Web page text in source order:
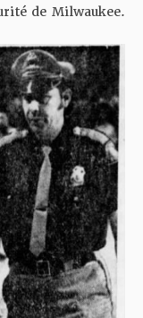
de Milwaukee.